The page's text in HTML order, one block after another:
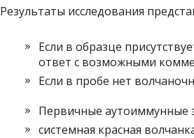
Результаты исследования
Если в образце
ответ с возможными
Если в пробе нет
Первичные аутоиммунные
системная красная